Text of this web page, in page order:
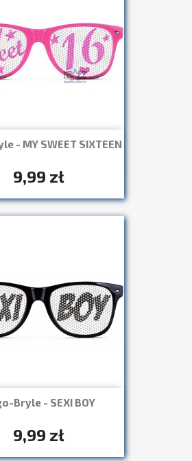
- MY SWEET SIXTEEN
9,99 zł
Szybki podgląd
Bryle - SEXI BOY
9,99 zł
Szybki podgląd